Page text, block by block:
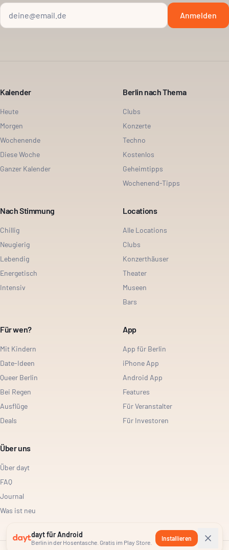
Anmelden
Kalender
Heute
Morgen
Wochenende
Diese Woche
Ganzer Kalender
Berlin nach Thema
Clubs
Konzerte
Techno
Kostenlos
Geheimtipps
Wochenend-Tipps
Nach Stimmung
Chillig
Neugierig
Lebendig
Energetisch
Intensiv
Locations
Alle Locations
Clubs
Konzerthäuser
Theater
Museen
Bars
Für wen?
Mit Kindern
Date-Ideen
Queer Berlin
Bei Regen
Ausflüge
Deals
App
App für Berlin
iPhone App
Android App
Features
Für Veranstalter
Für Investoren
Über uns
Über dayt
FAQ
Journal
Was ist neu
dayt für Android
Berlin in der Hosentasche. Gratis im Play Store.
Installieren